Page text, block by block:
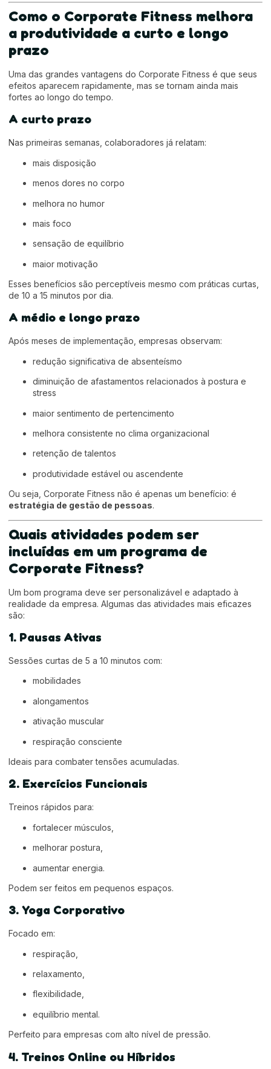
Como o Corporate Fitness melhora
a produtividade a curto e longo
prazo
Uma das grandes vantagens do Corporate Fitness é que seus
efeitos aparecem rapidamente, mas se tornam ainda mais
fortes ao longo do tempo.
A curto prazo
Nas primeiras semanas, colaboradores já relatam:
mais disposição
menos dores no corpo
melhora no humor
mais foco
sensação de equilíbrio
maior motivação
Esses benefícios são perceptíveis mesmo com práticas curtas,
de 10 a 15 minutos por dia.
A médio e longo prazo
Após meses de implementação, empresas observam:
redução significativa de absenteísmo
diminuição de afastamentos relacionados à postura e
stress
maior sentimento de pertencimento
melhora consistente no clima organizacional
retenção de talentos
produtividade estável ou ascendente
Ou seja, Corporate Fitness não é apenas um benefício: é
estratégia de gestão de pessoas.
Quais atividades podem ser
incluídas em um programa de
Corporate Fitness?
Um bom programa deve ser personalizável e adaptado à
realidade da empresa. Algumas das atividades mais eficazes
são:
1. Pausas Ativas
Sessões curtas de 5 a 10 minutos com:
mobilidades
alongamentos
ativação muscular
respiração consciente
Ideais para combater tensões acumuladas.
2. Exercícios Funcionais
Treinos rápidos para:
fortalecer músculos,
melhorar postura,
aumentar energia.
Podem ser feitos em pequenos espaços.
3. Yoga Corporativo
Focado em:
respiração,
relaxamento,
flexibilidade,
equilíbrio mental.
Perfeito para empresas com alto nível de pressão.
4. Treinos Online ou Híbridos